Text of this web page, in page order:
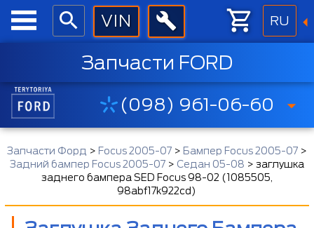
RU
Запчасти FORD
(098) 961-06-60
Запчасти Форд > Focus 2005-07> Бампер Focus 2005-07>
Задний бампер Focus 2005-07> Седан 05-08 > заглушка
заднего бампера SED Focus 98-02 (1085505,
98abf17k922cd)